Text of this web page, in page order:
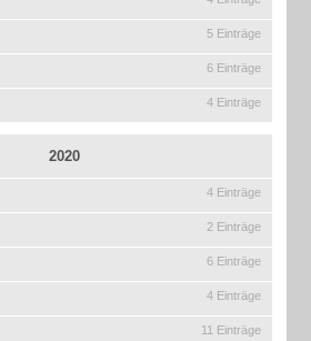
5 Einträge
6 Einträge
4 Einträge
2020
4 Einträge
2 Einträge
6 Einträge
4 Einträge
11 Einträge